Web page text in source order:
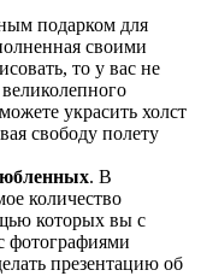
подарком для
своими
то у вас не
украсить холст
свободу полету
. В
количество
которых вы с
фотографиями
презентацию об